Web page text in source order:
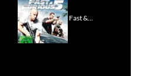
Fast &...